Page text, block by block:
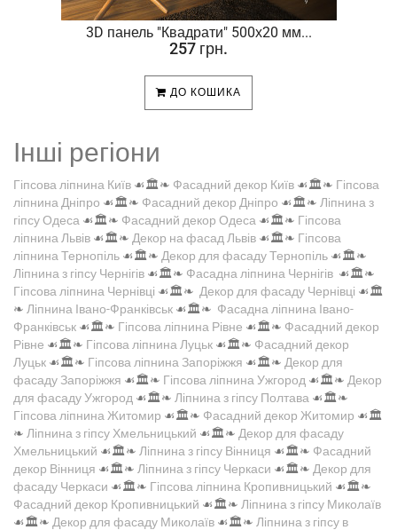
3D панель "Квадрати" 500х20 мм...
257 грн.
ДО КОШИКА
Інші регіони
Гіпсова ліпнина Київ ☙🏛️❧ Фасадний декор Київ ☙🏛️❧ Гіпсова
ліпнина Дніпро ☙🏛️❧ Фасадний декор Дніпро ☙🏛️❧ Ліпнина з
гіпсу Одеса ☙🏛️❧ Фасадний декор Одеса ☙🏛️❧ Гіпсова
ліпнина Львів ☙🏛️❧ Декор на фасад Львів ☙🏛️❧ Гіпсова
ліпнина Тернопіль ☙🏛️❧ Декор для фасаду Тернопіль ☙🏛️❧
Ліпнина з гіпсу Чернігів ☙🏛️❧ Фасадна ліпнина Чернігів ☙🏛️❧
Гіпсова ліпнина Чернівці ☙🏛️❧ Декор для фасаду Чернівці ☙🏛️
❧ Ліпнина Івано-Франківськ ☙🏛️❧ Фасадна ліпнина Івано-
Франківськ ☙🏛️❧ Гіпсова ліпнина Рівне ☙🏛️❧ Фасадний декор
Рівне ☙🏛️❧ Гіпсова ліпнина Луцьк ☙🏛️❧ Фасадний декор
Луцьк ☙🏛️❧ Гіпсова ліпнина Запоріжжя ☙🏛️❧ Декор для
фасаду Запоріжжя ☙🏛️❧ Гіпсова ліпнина Ужгород ☙🏛️❧ Декор
для фасаду Ужгород ☙🏛️❧ Ліпнина з гіпсу Полтава ☙🏛️❧
Гіпсова ліпнина Житомир ☙🏛️❧ Фасадний декор Житомир ☙🏛️
❧ Ліпнина з гіпсу Хмельницький ☙🏛️❧ Декор для фасаду
Хмельницький ☙🏛️❧ Ліпнина з гіпсу Вінниця ☙🏛️❧ Фасадний
декор Вінниця ☙🏛️❧ Ліпнина з гіпсу Черкаси ☙🏛️❧ Декор для
фасаду Черкаси ☙🏛️❧ Гіпсова ліпнина Кропивницький ☙🏛️❧
Фасадний декор Кропивницький ☙🏛️❧ Ліпнина з гіпсу Миколаїв
☙🏛️❧ Декор для фасаду Миколаїв ☙🏛️❧ Ліпнина з гіпсу в